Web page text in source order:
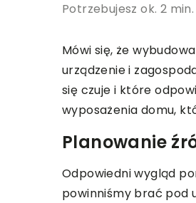
Potrzebujesz ok. 2
Mówi się, że
urządzenie i
się czuje i które
wyposażenia domu,
Planowanie
Odpowiedni wygląd
powinniśmy brać pod